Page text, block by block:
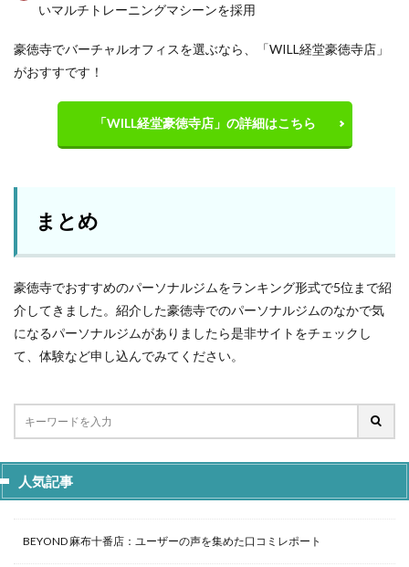
いマルチトレーニングマシーンを採用
豪徳寺でバーチャルオフィスを選ぶなら、「WILL経堂豪徳寺店」
がおすすです！
「WILL経堂豪徳寺店」の詳細はこちら
まとめ
豪徳寺でおすすめのパーソナルジムをランキング形式で5位まで紹
介してきました。紹介した豪徳寺でのパーソナルジムのなかで気
になるパーソナルジムがありましたら是非サイトをチェックし
て、体験など申し込んでみてください。
人気記事
BEYOND 麻布十番店：ユーザーの声を集めた口コミレポート